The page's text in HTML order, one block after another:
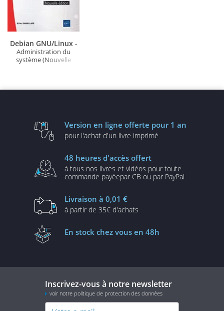
Debian GNU/Linux -
Administration du
système (Nouvelle
Version en ligne offerte pour 1 an
pour l'achat d'un livre imprimé
48 heures d'accès offert
à tous nos livres et vidéos pour toute
commande payéepar CB ou par PayPal
Livraison à 0,01 €
à partir de 35€ d'achats
En stock chez vous en 48h
Inscrivez-vous à notre newsletter
voir notre politique de protection des données